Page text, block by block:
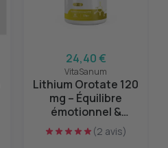
24,40 €
VitaSanum
Lithium Orotate 120
mg – Équilibre
émotionnel &
sérénité mentale –
60 gélules
(2 avis)